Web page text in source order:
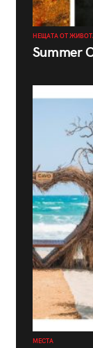
НЕЩАТА ОТ
Summer
МЕСТА